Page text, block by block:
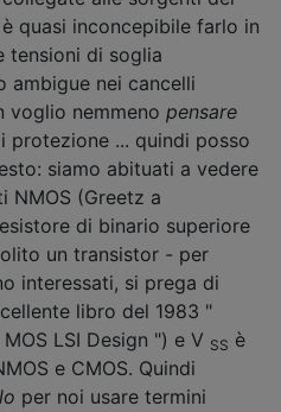
quasi inconcepibile farlo in
tensioni di soglia
ambigue nei cancelli
voglio nemmeno pensare
protezione ... quindi posso
siamo abituati a vedere
NMOS (Greetz a
di binario superiore
un transistor - per
interessati, si prega di
libro del 1983 "
LSI Design ") e V SS è
e CMOS. Quindi
per noi usare termini